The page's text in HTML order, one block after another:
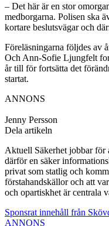
– Det här är en stor
medborgarna. Polisen ska
kortare beslutsvägar och
Föreläsningarna följdes av
Och Ann-Sofie Ljungfelt
år till för fortsätta det
startat.
ANNONS
Jenny Persson
Dela artikeln
Aktuell Säkerhet jobbar för
därför en säker
privat som statlig och
förstahandskällor och att
och opartiskhet är centrala
Sponsrat innehåll från
ANNONS